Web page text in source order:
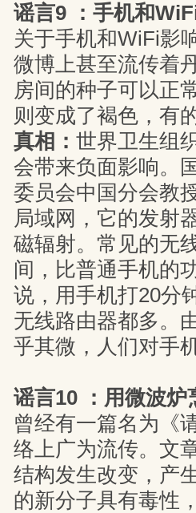
谣言9 ：手机和
关于手机和WiFi影
微博上甚至流传着
房间的种子可以正
则变成了褐色，有
真相： 世界卫生组
会带来负面影响。
委员会中国分会教
局域网，它的发射
磁辐射。常见的无
间，比普通手机的
说，用手机打20分
无线路由器都多。
乎其微，人们对手
谣言10 ：用微波炉
曾经有一篇名为《
络上广为流传。文
结构发生改变，产
的新分子具有毒性